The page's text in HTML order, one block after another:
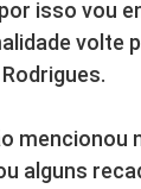
isso vou
volte
mencionou
alguns